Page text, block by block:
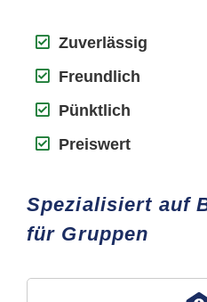
Zuverlässig
Freundlich
Pünktlich
Preiswert
Spezialisiert auf
für Gruppen